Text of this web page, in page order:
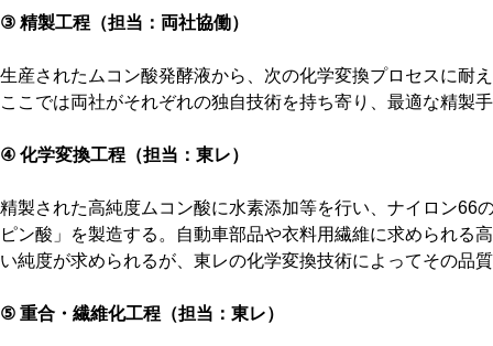
③ 精製工程（担当：両社協働）
生産されたムコン酸発酵液から、次の化学変換プロセスに耐
ここでは両社がそれぞれの独自技術を持ち寄り、最適な精製
④ 化学変換工程（担当：東レ）
精製された高純度ムコン酸に水素添加等を行い、ナイロン66
ピン酸」を製造する。自動車部品や衣料用繊維に求められる
い純度が求められるが、東レの化学変換技術によってその品
⑤ 重合・繊維化工程（担当：東レ）